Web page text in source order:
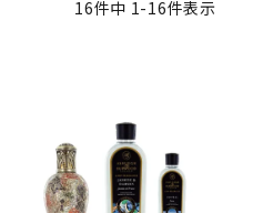
16件中 1-16件表示